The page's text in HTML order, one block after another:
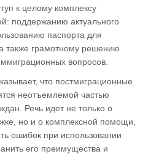
к целому комплексу
поддержанию актуального
паспорта для
также грамотному решению
вопросов.
что постмиграционные
неотъемлемой частью
Речь идет не только о
но и о комплексной помощи,
ошибок при использовании
его преимущества и